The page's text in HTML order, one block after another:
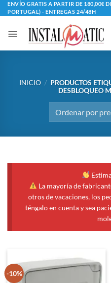
Saltar
al
contenido
ENVÍO GRATIS A PARTIR DE 180,00€
PORTUGAL) - ENTREGAS 24/48H
INICIO / PRODUCTOS
DESBLOQUEO
La mayoría de
otros de vacaciones, los
téngalo en cuenta y sea
-10%